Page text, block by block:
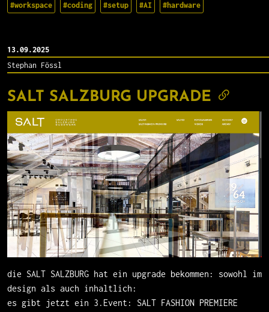
#workspace #coding #setup #AI #hardware
13.09.2025
Stephan Fössl
SALT SALZBURG UPGRADE
die SALT SALZBURG hat ein upgrade bekommen: sowohl im
design als auch inhaltlich:
es gibt jetzt ein 3.Event: SALT FASHION PREMIERE